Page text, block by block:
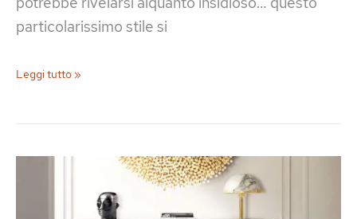
particolarissimo stile si
Salotto
Contemporaneo:
Leggi tutto »